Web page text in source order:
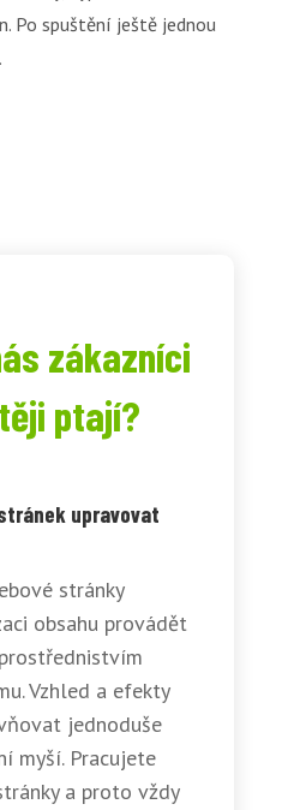
Po spuštění ještě jednou
zákazníci
ptají?
upravovat
stránky
obsahu provádět
Vzhled a efekty
jednoduše
myší. Pracujete
a proto vždy